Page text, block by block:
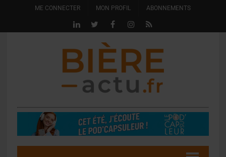
ME CONNECTER MON PROFIL ABONNEMENTS